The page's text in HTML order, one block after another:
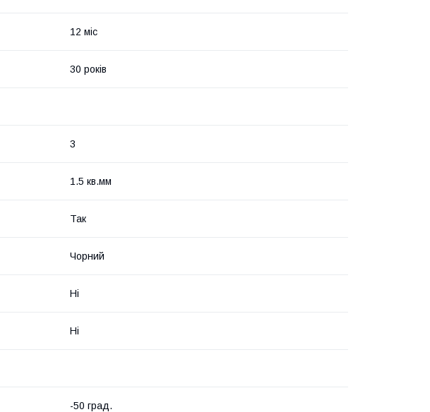
12 міс
30 років
3
1.5 кв.мм
Так
Чорний
Ні
Ні
-50 град.